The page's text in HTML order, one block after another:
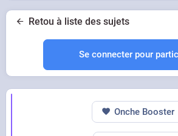
Retou à liste des sujets
Se connecter pour
Onche Booster